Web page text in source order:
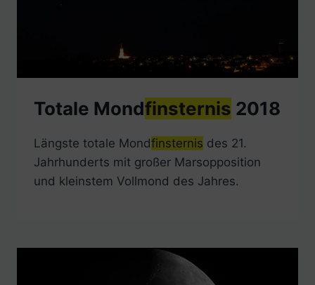
Totale Mondfinsternis 2018
Längste totale Mondfinsternis des 21.
Jahrhunderts mit großer Marsopposition
und kleinstem Vollmond des Jahres.